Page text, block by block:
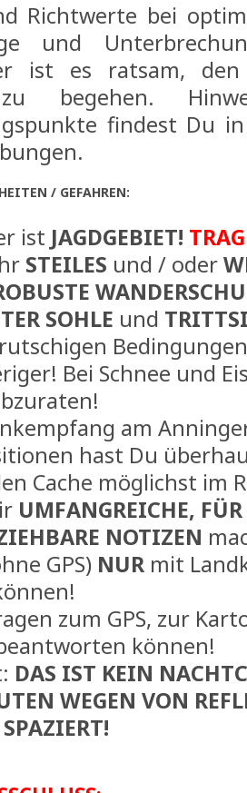
Richtwerte bei
und
ist es ratsam,
begehen.
findest Du
/ GEFAHREN:
ist JAGDGEBIET!
STEILES und / oder
SOHLE und
Bei Schnee und
am
hast Du
Cache möglichst im
UMFANGREICHE,
NOTIZEN
GPS) NUR mit
zum GPS, zur
können!
DAS IST KEIN
WEGEN VON